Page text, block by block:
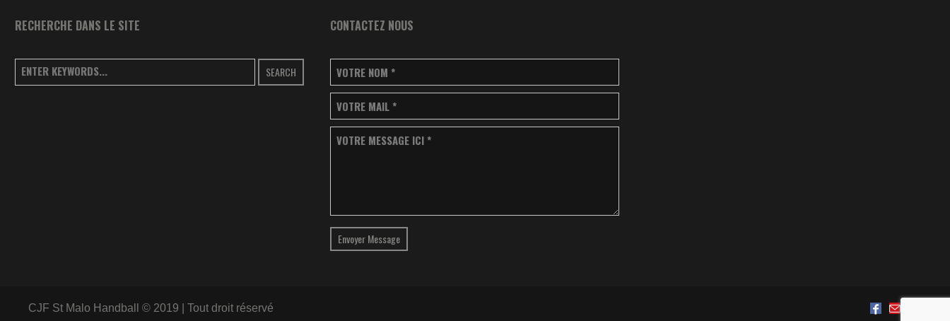
RECHERCHE DANS LE SITE
SEARCH
CONTACTEZ NOUS
VOTRE NOM *
VOTRE MAIL *
VOTRE MESSAGE ICI *
Envoyer Message
CJF St Malo Handball © 2019 | Tout droit réservé